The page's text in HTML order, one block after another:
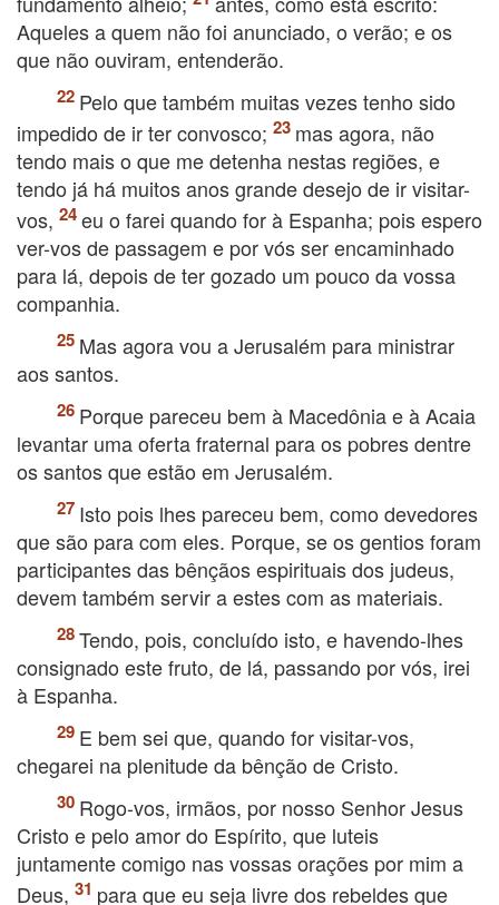
Aqueles a quem não foi anunciado, o verão; e os
que não ouviram, entenderão.
Pelo que também muitas vezes tenho sido
impedido de ir ter convosco;
mas agora, não
tendo mais o que me detenha nestas regiões, e
tendo já há muitos anos grande desejo de ir visitar-
vos,
eu o farei quando for à Espanha; pois espero
ver-vos de passagem e por vós ser encaminhado
para lá, depois de ter gozado um pouco da vossa
companhia.
Mas agora vou a Jerusalém para ministrar
aos santos.
Porque pareceu bem à Macedônia e à Acaia
levantar uma oferta fraternal para os pobres dentre
os santos que estão em Jerusalém.
Isto pois lhes pareceu bem, como devedores
que são para com eles. Porque, se os gentios foram
participantes das bênçãos espirituais dos judeus,
devem também servir a estes com as materiais.
Tendo, pois, concluído isto, e havendo-lhes
consignado este fruto, de lá, passando por vós, irei
à Espanha.
E bem sei que, quando for visitar-vos,
chegarei na plenitude da bênção de Cristo.
Rogo-vos, irmãos, por nosso Senhor Jesus
Cristo e pelo amor do Espírito, que luteis
juntamente comigo nas vossas orações por mim a
Deus,
para que eu seja livre dos rebeldes que